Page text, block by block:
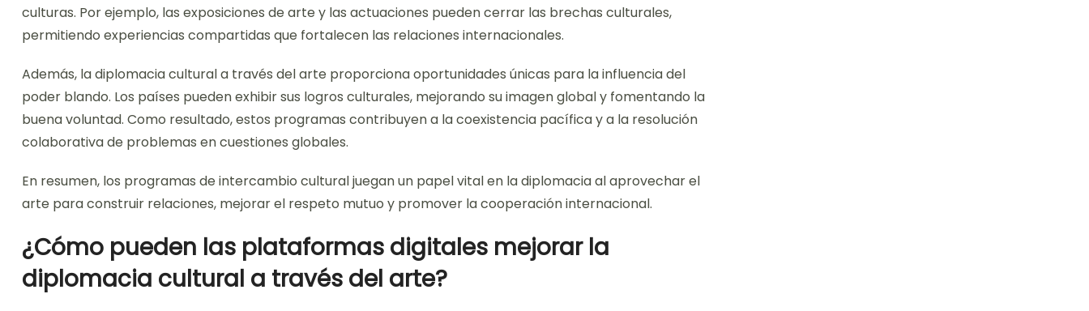
culturas. Por ejemplo, las exposiciones de arte y las actuaciones pueden cerrar las brechas culturales,
permitiendo experiencias compartidas que fortalecen las relaciones internacionales.
Además, la diplomacia cultural a través del arte proporciona oportunidades únicas para la influencia del
poder blando. Los países pueden exhibir sus logros culturales, mejorando su imagen global y fomentando la
buena voluntad. Como resultado, estos programas contribuyen a la coexistencia pacífica y a la resolución
colaborativa de problemas en cuestiones globales.
En resumen, los programas de intercambio cultural juegan un papel vital en la diplomacia al aprovechar el
arte para construir relaciones, mejorar el respeto mutuo y promover la cooperación internacional.
¿Cómo pueden las plataformas digitales mejorar la
diplomacia cultural a través del arte?